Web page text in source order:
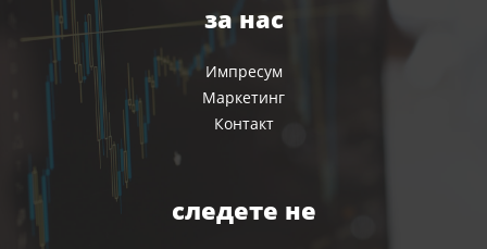
за нас
Импресум
Маркетинг
Контакт
следете не